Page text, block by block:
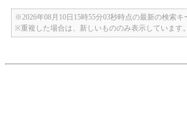
※2026年08月10日15時55分03秒時点の最新の検索キ
※重複した場合は、新しいもののみ表示しています。